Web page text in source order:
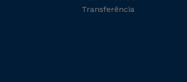
Transferência